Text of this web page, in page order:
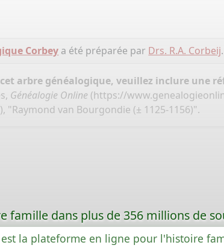
Corbey a été préparée par Drs. R.A. Corbeij.
arbre généalogique, veuillez inclure une
Généalogie Online (https://
"Raymond van Bourgondie (± 1125-1156)".
famille dans plus de 356 millions de
est la plateforme en ligne pour l'histoire